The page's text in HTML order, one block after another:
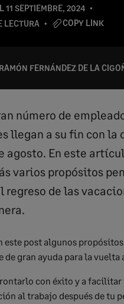
11 SEPTIEMBRE, 2024
LECTURA
COPY LINK
FERNÁNDEZ DE LA
número de
llegan a su fin con la
agosto. En este
varios propósitos
regreso de las
este post algunos
de gran ayuda para la vuelta
con éxito y a facilitar
al trabajo después de tu